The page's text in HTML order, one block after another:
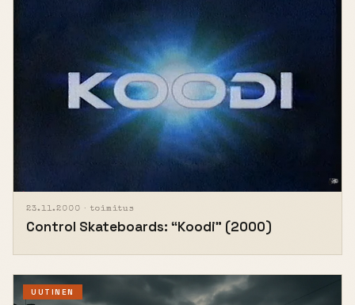
23.11.2000 · toimitus
Control Skateboards: “Koodi” (2000)
UUTINEN